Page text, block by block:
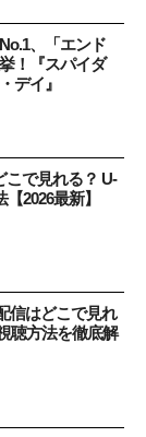
、「エンド
！『スパイダ
デイ』
こで見れる？ U-
2026最新】
信はどこで見れ
聴方法を徹底解